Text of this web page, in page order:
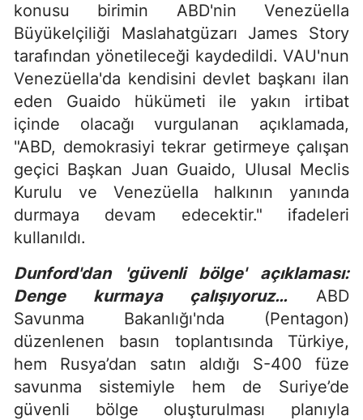
konusu birimin ABD'nin Venezüella
Büyükelçiliği Maslahatgüzarı James Story
tarafından yönetileceği kaydedildi. VAU'nun
Venezüella'da kendisini devlet başkanı ilan
eden Guaido hükümeti ile yakın irtibat
içinde olacağı vurgulanan açıklamada,
"ABD, demokrasiyi tekrar getirmeye çalışan
geçici Başkan Juan Guaido, Ulusal Meclis
Kurulu ve Venezüella halkının yanında
durmaya devam edecektir." ifadeleri
kullanıldı.
Dunford'dan 'güvenli bölge' açıklaması:
Denge kurmaya çalışıyoruz… ABD
Savunma Bakanlığı'nda (Pentagon)
düzenlenen basın toplantısında Türkiye,
hem Rusya’dan satın aldığı S-400 füze
savunma sistemiyle hem de Suriye’de
güvenli bölge oluşturulması planıyla